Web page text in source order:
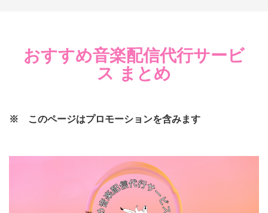
おすすめ音楽配信代行サービ
ス まとめ
※ このページはプロモーションを含みます